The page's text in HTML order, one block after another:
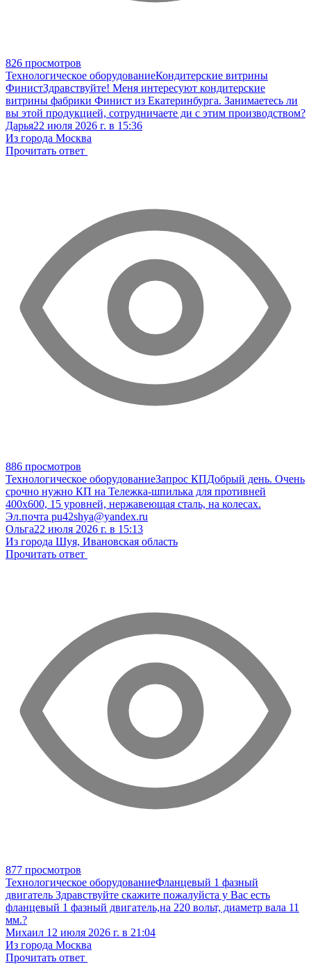
826 просмотров
Технологическое оборудованиеКондитерские витрины
ФинистЗдравствуйте! Меня интересуют кондитерские
витрины фабрики Финист из Екатеринбурга. Занимаетесь ли
вы этой продукцией, сотрудничаете ди с этим производством?
Дарья22 июля 2026 г. в 15:36
Из города Москва
Прочитать ответ
886 просмотров
Технологическое оборудованиеЗапрос КПДобрый день. Очень
срочно нужно КП на Тележка-шпилька для противней
400х600, 15 уровней, нержавеющая сталь, на колесах.
Эл.почта pu42shya@yandex.ru
Ольга22 июля 2026 г. в 15:13
Из города Шуя, Ивановская область
Прочитать ответ
877 просмотров
Технологическое оборудованиеФланцевый 1 фазный
двигатель Здравствуйте скажите пожалуйста у Вас есть
фланцевый 1 фазный двигатель,на 220 вольт, диаметр вала 11
мм.?
Михаил 12 июля 2026 г. в 21:04
Из города Москва
Прочитать ответ